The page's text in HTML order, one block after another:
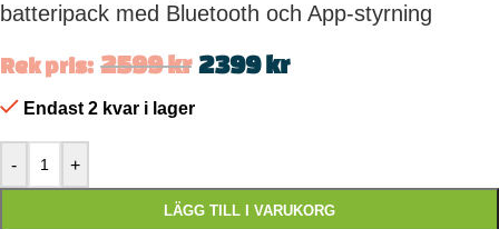
batteripack med Bluetooth och App-styrning
Rek pris: 2599kr 2399kr
Endast 2 kvar i lager
- +
LÄGG TILL I VARUKORG